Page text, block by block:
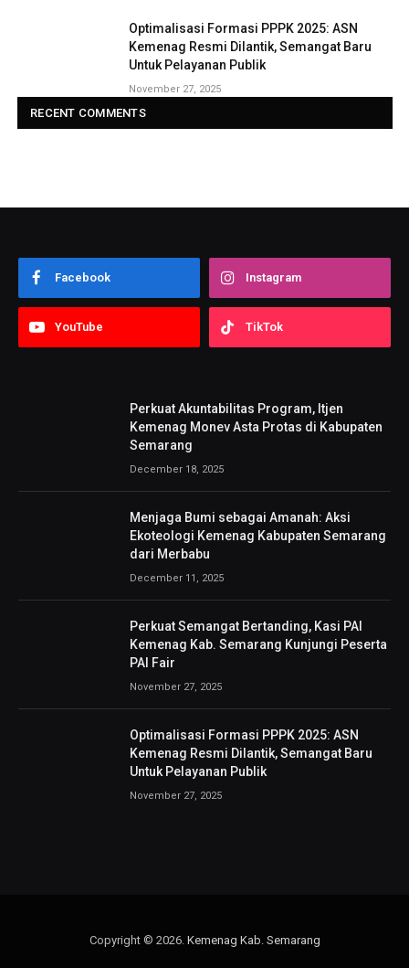
Optimalisasi Formasi PPPK 2025: ASN
Kemenag Resmi Dilantik, Semangat Baru
Untuk Pelayanan Publik
November 27, 2025
RECENT COMMENTS
Facebook Instagram
YouTube TikTok
Perkuat Akuntabilitas Program, Itjen
Kemenag Monev Asta Protas di Kabupaten
Semarang
December 18, 2025
Menjaga Bumi sebagai Amanah: Aksi
Ekoteologi Kemenag Kabupaten Semarang
dari Merbabu
December 11, 2025
Perkuat Semangat Bertanding, Kasi PAI
Kemenag Kab. Semarang Kunjungi Peserta
PAI Fair
November 27, 2025
Optimalisasi Formasi PPPK 2025: ASN
Kemenag Resmi Dilantik, Semangat Baru
Untuk Pelayanan Publik
November 27, 2025
Copyright © 2026. Kemenag Kab. Semarang